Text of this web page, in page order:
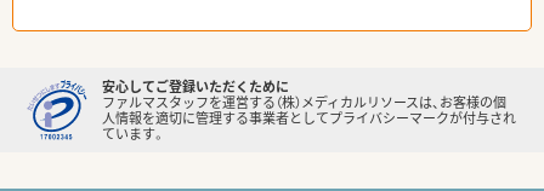
安心してご登録いただくために
ファルマスタッフを運営する（株）メディカルリソースは、お客様の個
人情報を適切に管理する事業者としてプライバシーマークが付与され
ています。